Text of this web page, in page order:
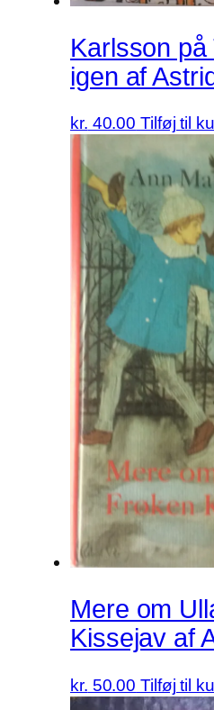
Karlsson
igen af
kr. 40.00 Tilføj til
Mere om
Kissejav af
kr. 50.00 Tilføj til